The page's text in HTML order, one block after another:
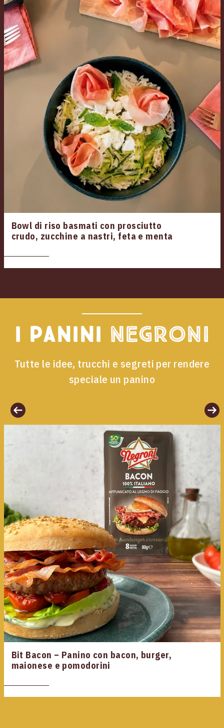
Bowl di riso basmati con prosciutto
crudo, zucchine a nastri, feta e menta
I panini Negroni
Tutte le idee, trucchi e segreti per rendere
speciale un panino
Bit Bacon – Panino con bacon, burger,
maionese e pomodorini